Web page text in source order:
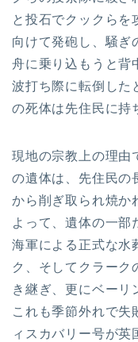
と投石でクックらを
向けて発砲し、騒ぎ
舟に乗り込もうと背
波打ち際に転倒した
の死体は先住民に持
現地の宗教上の理由
の遺体は、先住民の
から削ぎ取られ焼か
よって、遺体の一部
海軍による正式な水
ク、そしてクラーク
き継ぎ、更にベーリ
これも季節外れで失
ィスカバリー号が英